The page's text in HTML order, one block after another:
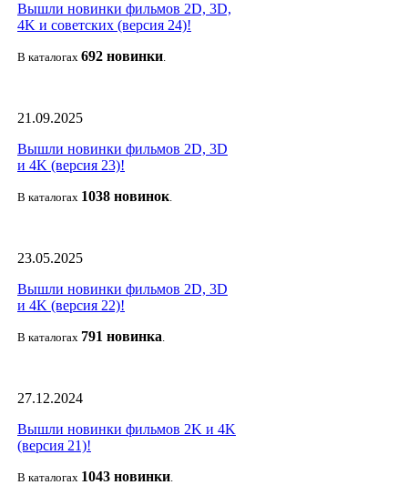
Вышли новинки фильмов 2D, 3D,
4K и советских (версия 24)!
В каталогах 692 новинки.
21.09.2025
Вышли новинки фильмов 2D, 3D
и 4K (версия 23)!
В каталогах 1038 новинок.
23.05.2025
Вышли новинки фильмов 2D, 3D
и 4K (версия 22)!
В каталогах 791 новинка.
27.12.2024
Вышли новинки фильмов 2K и 4K
(версия 21)!
В каталогах 1043 новинки.